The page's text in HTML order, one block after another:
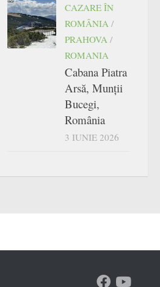
CAZARE ÎN
ROMÂNIA /
PRAHOVA /
ROMANIA
Cabana Piatra
Arsă, Munții
Bucegi,
România
3 IUNIE 2026